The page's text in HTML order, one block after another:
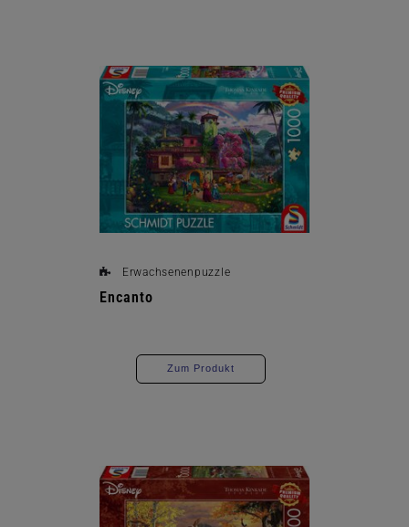
Erwachsenenpuzzle
Encanto
Zum Produkt